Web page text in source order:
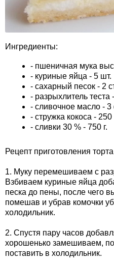
Ингредиенты:
- пшеничная мука
- куриные яйца - 5 шт.
- сахарный песок - 2
- разрыхлитель теста
- сливочное масло - 3
- стружка кокоса - 250
- сливки 30 % - 750 г.
Рецепт приготовления
1. Муку перемешиваем с
Взбиваем куриные яйца
песка до пены, после чего
помешав и убрав комочки
холодильник.
2. Спустя пару часов
хорошенько замешиваем,
поставить в холодильник.